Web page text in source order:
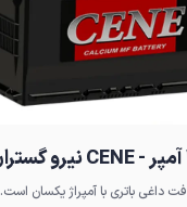
داغی باتری با آمپراژ یکسان است.